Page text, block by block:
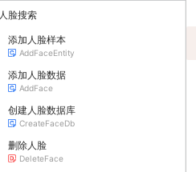
人脸搜索
添加人脸样本
AddFaceEntity
添加人脸数据
AddFace
创建人脸数据库
CreateFaceDb
删除人脸
DeleteFace